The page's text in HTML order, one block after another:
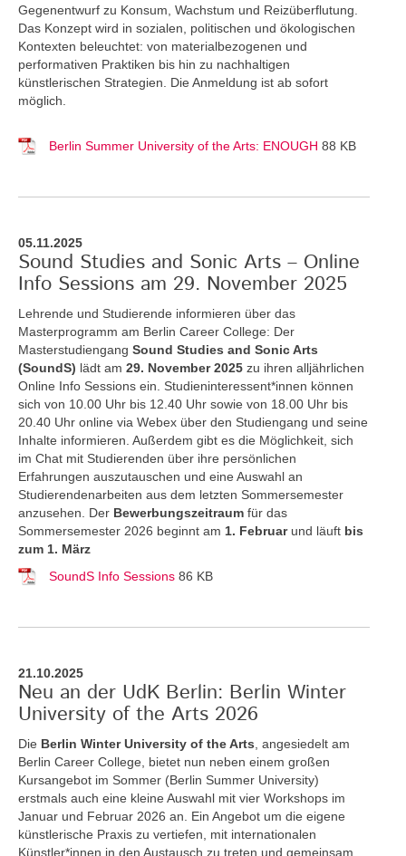
Gegenentwurf zu Konsum, Wachstum und Reizüberflutung.
Das Konzept wird in sozialen, politischen und ökologischen
Kontexten beleuchtet: von materialbezogenen und
performativen Praktiken bis hin zu nachhaltigen
künstlerischen Strategien. Die Anmeldung ist ab sofort
möglich.
Berlin Summer University of the Arts: ENOUGH 88 KB
05.11.2025
Sound Studies and Sonic Arts – Online
Info Sessions am 29. November 2025
Lehrende und Studierende informieren über das
Masterprogramm am Berlin Career College: Der
Masterstudiengang Sound Studies and Sonic Arts
(SoundS) lädt am 29. November 2025 zu ihren alljährlichen
Online Info Sessions ein. Studieninteressent*innen können
sich von 10.00 Uhr bis 12.40 Uhr sowie von 18.00 Uhr bis
20.40 Uhr online via Webex über den Studiengang und seine
Inhalte informieren. Außerdem gibt es die Möglichkeit, sich
im Chat mit Studierenden über ihre persönlichen
Erfahrungen auszutauschen und eine Auswahl an
Studierendenarbeiten aus dem letzten Sommersemester
anzusehen. Der Bewerbungszeitraum für das
Sommersemester 2026 beginnt am 1. Februar und läuft bis
zum 1. März
SoundS Info Sessions 86 KB
21.10.2025
Neu an der UdK Berlin: Berlin Winter
University of the Arts 2026
Die Berlin Winter University of the Arts , angesiedelt am
Berlin Career College, bietet nun neben einem großen
Kursangebot im Sommer (Berlin Summer University)
erstmals auch eine kleine Auswahl mit vier Workshops im
Januar und Februar 2026 an. Ein Angebot um die eigene
künstlerische Praxis zu vertiefen, mit internationalen
Künstler*innen in den Austausch zu treten und gemeinsam